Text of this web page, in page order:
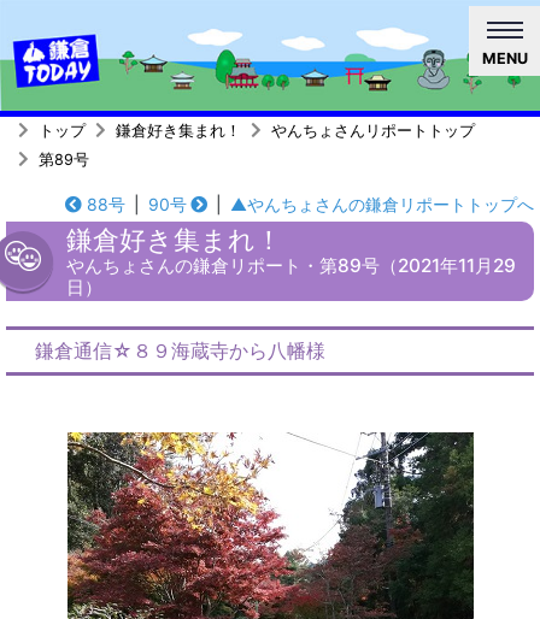
MENU
トップ 鎌倉好き集まれ！
やんちょさんリポートトップ
第89号
88号 90号 ▲やんちょさんの鎌倉リポートトップへ
鎌倉好き集まれ！
やんちょさんの鎌倉リポート・第89号（2021年11月29
日）
鎌倉通信☆８９海蔵寺から八幡様